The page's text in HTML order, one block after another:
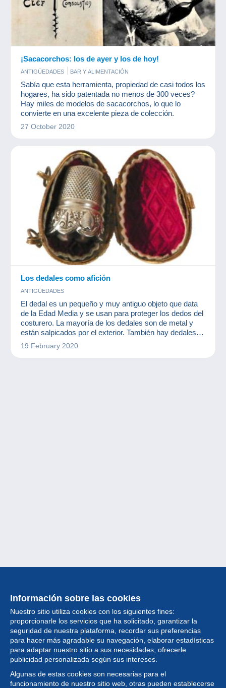
¡Sacacorchos: los de ayer y los de hoy!
ANTIGÜEDADES BAR Y ALIMENTACIÓN
Sabía que esta herramienta, propiedad de casi todos los
hogares, ha sido patentada no menos de 300 veces?
Hay miles de modelos de sacacorchos, lo que lo
convierte en una excelente pieza de colección.
27 October 2020
Los dedales como afición
ANTIGÜEDADES
El dedal es un pequeño y muy antiguo objeto que data
de la Edad Media y se usan para proteger los dedos del
costurero. La mayoría de los dedales son de metal y
están salpicados por el exterior. También hay dedales
hechos de marfil, porcelana o incluso hueso. Pueden
cubrir todo el dedo o ser un simple anillo.
19 February 2020
Información sobre las cookies
Nuestro sitio utiliza cookies con los siguientes fines:
proporcionarle los servicios que ha solicitado, garantizar la
seguridad de nuestra plataforma, recordar sus preferencias
para hacer más agradable su navegación, elaborar estadísticas
para adaptar nuestro sitio a sus necesidades, ofrecerle
publicidad personalizada según sus intereses.
Algunas de estas cookies son necesarias para el
funcionamiento de nuestro sitio web, otras pueden establecerse
Colección
Noticias